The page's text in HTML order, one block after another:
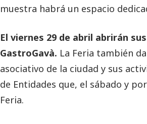
muestra habrá un espacio
El viernes 29 de abril abrirán
GastroGavà. La Feria también
asociativo de la ciudad y sus
de Entidades que, el sábado y
Feria.